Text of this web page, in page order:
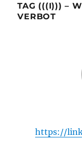
TAG (((I))) –
VERBOT
https://